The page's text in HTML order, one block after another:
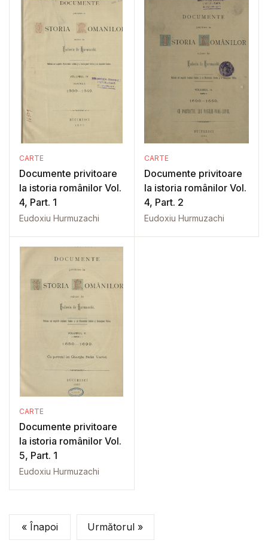
CARTE
Documente privitoare
la istoria românilor Vol.
4, Part. 1
Eudoxiu Hurmuzachi
CARTE
Documente privitoare
la istoria românilor Vol.
4, Part. 2
Eudoxiu Hurmuzachi
CARTE
Documente privitoare
la istoria românilor Vol.
5, Part. 1
Eudoxiu Hurmuzachi
« Înapoi Următorul »